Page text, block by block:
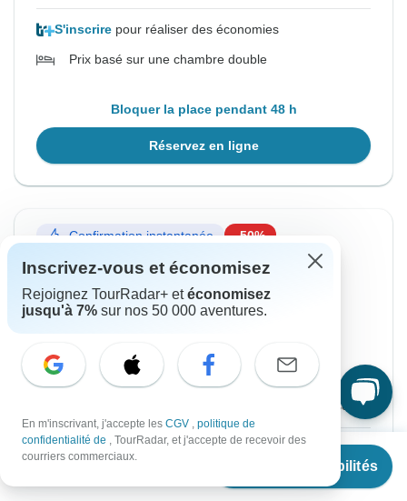
À partir de
Voir les disponibilités
S'inscrire pour réaliser des économies
Prix basé sur une chambre double
Bloquer la place pendant 48 h
Réservez en ligne
Confirmation instantanée -50%
À partir du Samedi
22 août, 2026
Jusqu'au Mercredi
26 août, 2026
Départ garanti
par personne
S'inscrirepour réaliser des économies
Inscrivez-vous et économisez
Rejoignez TourRadar+ etéconomisez
jusqu'à 7% sur nos 50 000 aventures.
En m'inscrivant, j'accepte les CGV , politique de
confidentialité de , TourRadar, et j'accepte de recevoir des
courriers commerciaux.